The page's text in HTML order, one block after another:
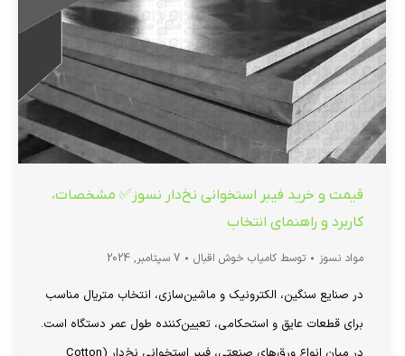
قیمت و خرید فیبر استخوانی نخ‌دار نسوز✅ مشخصات،
کاربرد و راهنمای انتخاب
مواد نسوز توسط کامیاب خوش اقبال 7 سپتامبر, 2024
در صنایع سنگین، الکترونیک و ماشین‌سازی، انتخاب متریال مناسب
برای قطعات عایق و استحکامی، تعیین‌کننده طول عمر دستگاه است.